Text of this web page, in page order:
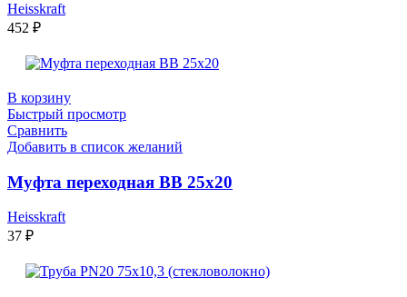
Heisskraft
452 ₽
В корзину
Быстрый просмотр
Сравнить
Добавить в список желаний
Муфта переходная ВВ 25х20
Heisskraft
37 ₽